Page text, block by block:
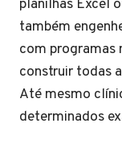
planilhas Excel
também
com programas
construir todas
Até mesmo
determinados